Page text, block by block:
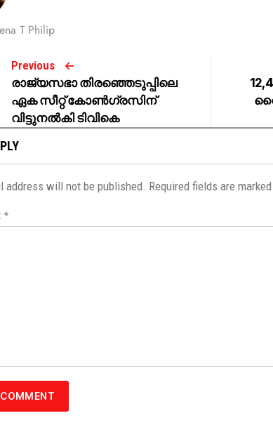
T Philip
Previous
രാജ്യസഭാ തിരഞ്ഞെടുപ്പിലെ
ഏക സീറ്റ് കോൺഗ്രസിന്
വിട്ടുനൽകി ടിവികെ
address will not be published. Required fields are marked
*